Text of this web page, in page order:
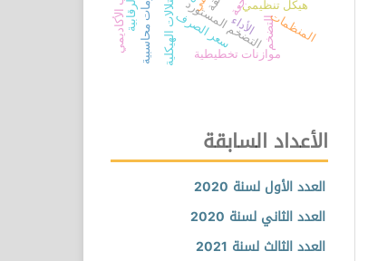
التضخمالتضخم المستوردالاختلالات الهيكلية هيكل تنظيمي
موازنات تخطيطية
المنظمات سعر الصرفالأداء
الأعداد السابقة
العدد الأول لسنة 2020
العدد الثاني لسنة 2020
العدد الثالث لسنة 2021